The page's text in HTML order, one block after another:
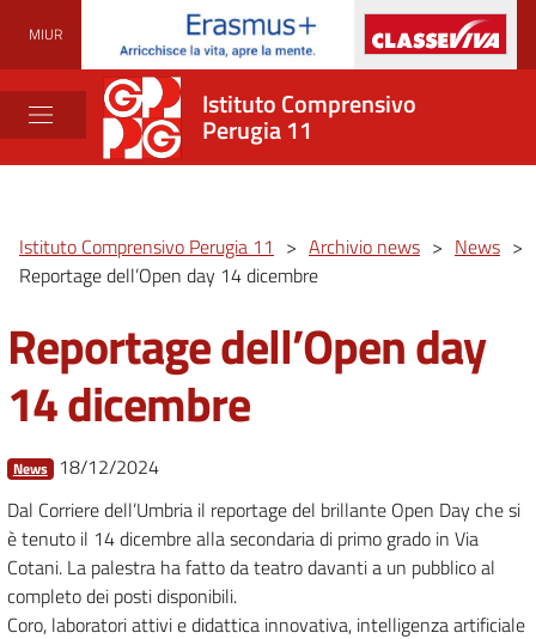
MIUR
Istituto Comprensivo
Perugia 11
Istituto Comprensivo Perugia 11 > Archivio news > News >
Reportage dell’Open day 14 dicembre
Reportage dell’Open day
14 dicembre
News 18/12/2024
Dal Corriere dell’Umbria il reportage del brillante Open Day che si
è tenuto il 14 dicembre alla secondaria di primo grado in Via
Cotani. La palestra ha fatto da teatro davanti a un pubblico al
completo dei posti disponibili.
Coro, laboratori attivi e didattica innovativa, intelligenza artificiale